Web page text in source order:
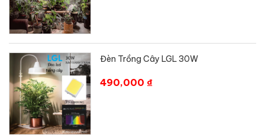
Đèn Trồng Cây LGL 30W
490,000 ₫